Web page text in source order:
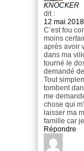
KNOCKER
dit :
12 mai
C’est fou
moins
après avoir
dans ma
tourné le
demandé
Tout
tombent
me
chose qui
laisser ma
famille car
Répondre